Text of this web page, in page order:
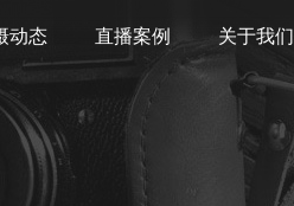
动态 直播案例 关于我们